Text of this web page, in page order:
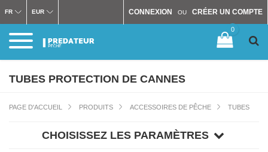
CONNEXION OU CRÉER UN COMPTE
FR EUR
0
TUBES PROTECTION DE CANNES
PAGE D'ACCUEIL PRODUITS ACCESSOIRES DE PÊCHE TUBES
CHOISISSEZ LES PARAMÈTRES